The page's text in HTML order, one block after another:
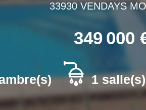
33930 VENDAYS
349 000
1